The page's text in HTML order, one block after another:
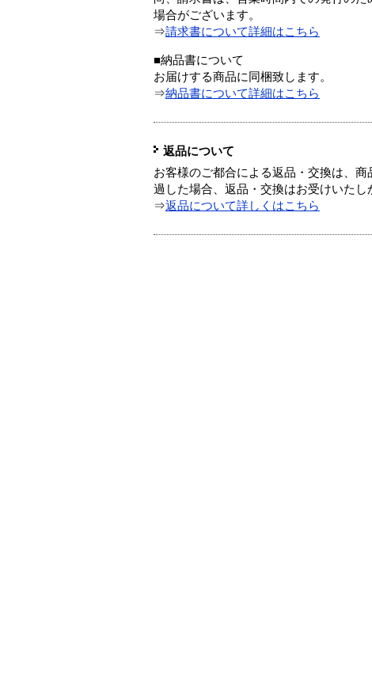
場合がございます。
⇒請求書について詳細はこちら
■納品書について
お届けする商品に同梱致します。
⇒納品書について詳細はこちら
返品について
お客様のご都合による返品・交換は、
過した場合、返品・交換はお受けいたし
⇒返品について詳しくはこちら